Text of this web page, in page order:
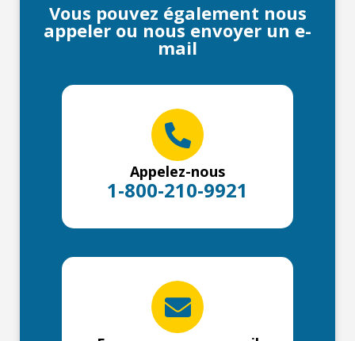
Vous pouvez également nous
appeler ou nous envoyer un e-
mail
Appelez-nous
1-800-210-9921